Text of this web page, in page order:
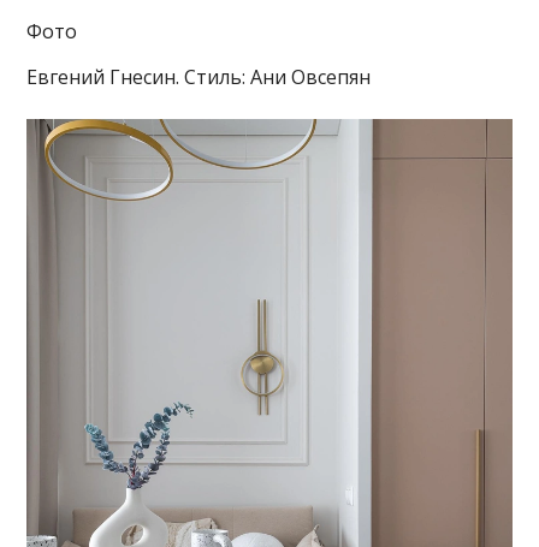
Фото
Евгений Гнесин. Стиль: Ани Овсепян